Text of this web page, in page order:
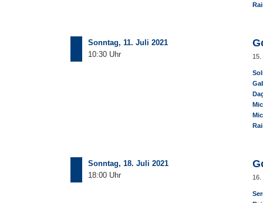
Sonntag, 11. Juli 2021
10:30 Uhr
15.
Sonntag, 18. Juli 2021
18:00 Uhr
16.